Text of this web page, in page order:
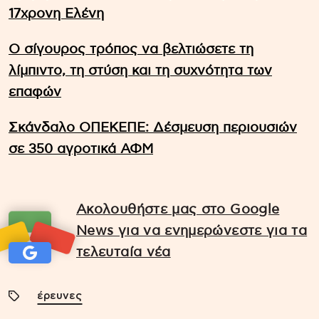
17χρονη Ελένη
Ο σίγουρος τρόπος να βελτιώσετε τη
λίμπιντο, τη στύση και τη συχνότητα των
επαφών
Σκάνδαλο ΟΠΕΚΕΠΕ: Δέσμευση περιουσιών
σε 350 αγροτικά ΑΦΜ
Ακολουθήστε μας στο Google
News για να ενημερώνεστε για τα
τελευταία νέα
έρευνες